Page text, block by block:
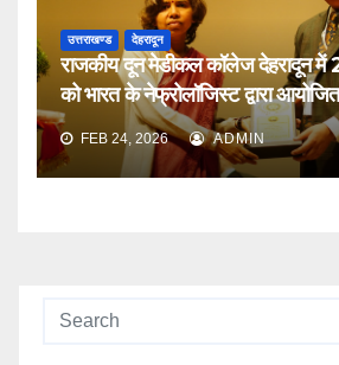
उत्तराखण्ड देहरादून
राजकीय दून मेडीकल कॉलेज देहरादून में
को भारत के नेफ्रोलॉजिस्ट द्वारा
FEB 24, 2026 ADMIN